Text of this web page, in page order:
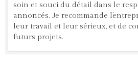
soin et souci du détail dans le
annoncés. Je recommande
leur travail et leur sérieux, et de
futurs projets.